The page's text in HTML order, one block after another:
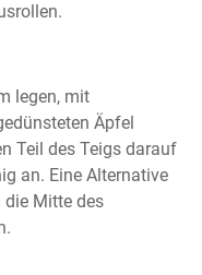
legen, mit
Äpfel
Teil des Teigs darauf
an. Eine Alternative
die Mitte des